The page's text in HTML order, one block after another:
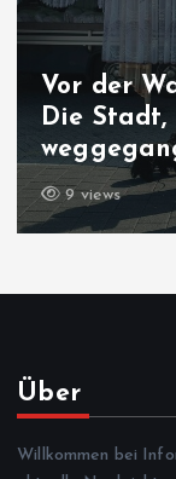
Vor der
Die Stadt,
9 views
Über
Willkommen bei